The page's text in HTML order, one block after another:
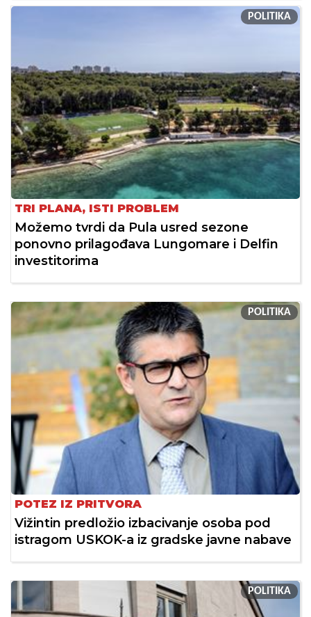
POLITIKA
TRI PLANA, ISTI PROBLEM
Možemo tvrdi da Pula usred sezone
ponovno prilagođava Lungomare i Delfin
investitorima
POLITIKA
POTEZ IZ PRITVORA
Vižintin predložio izbacivanje osoba pod
istragom USKOK-a iz gradske javne nabave
POLITIKA